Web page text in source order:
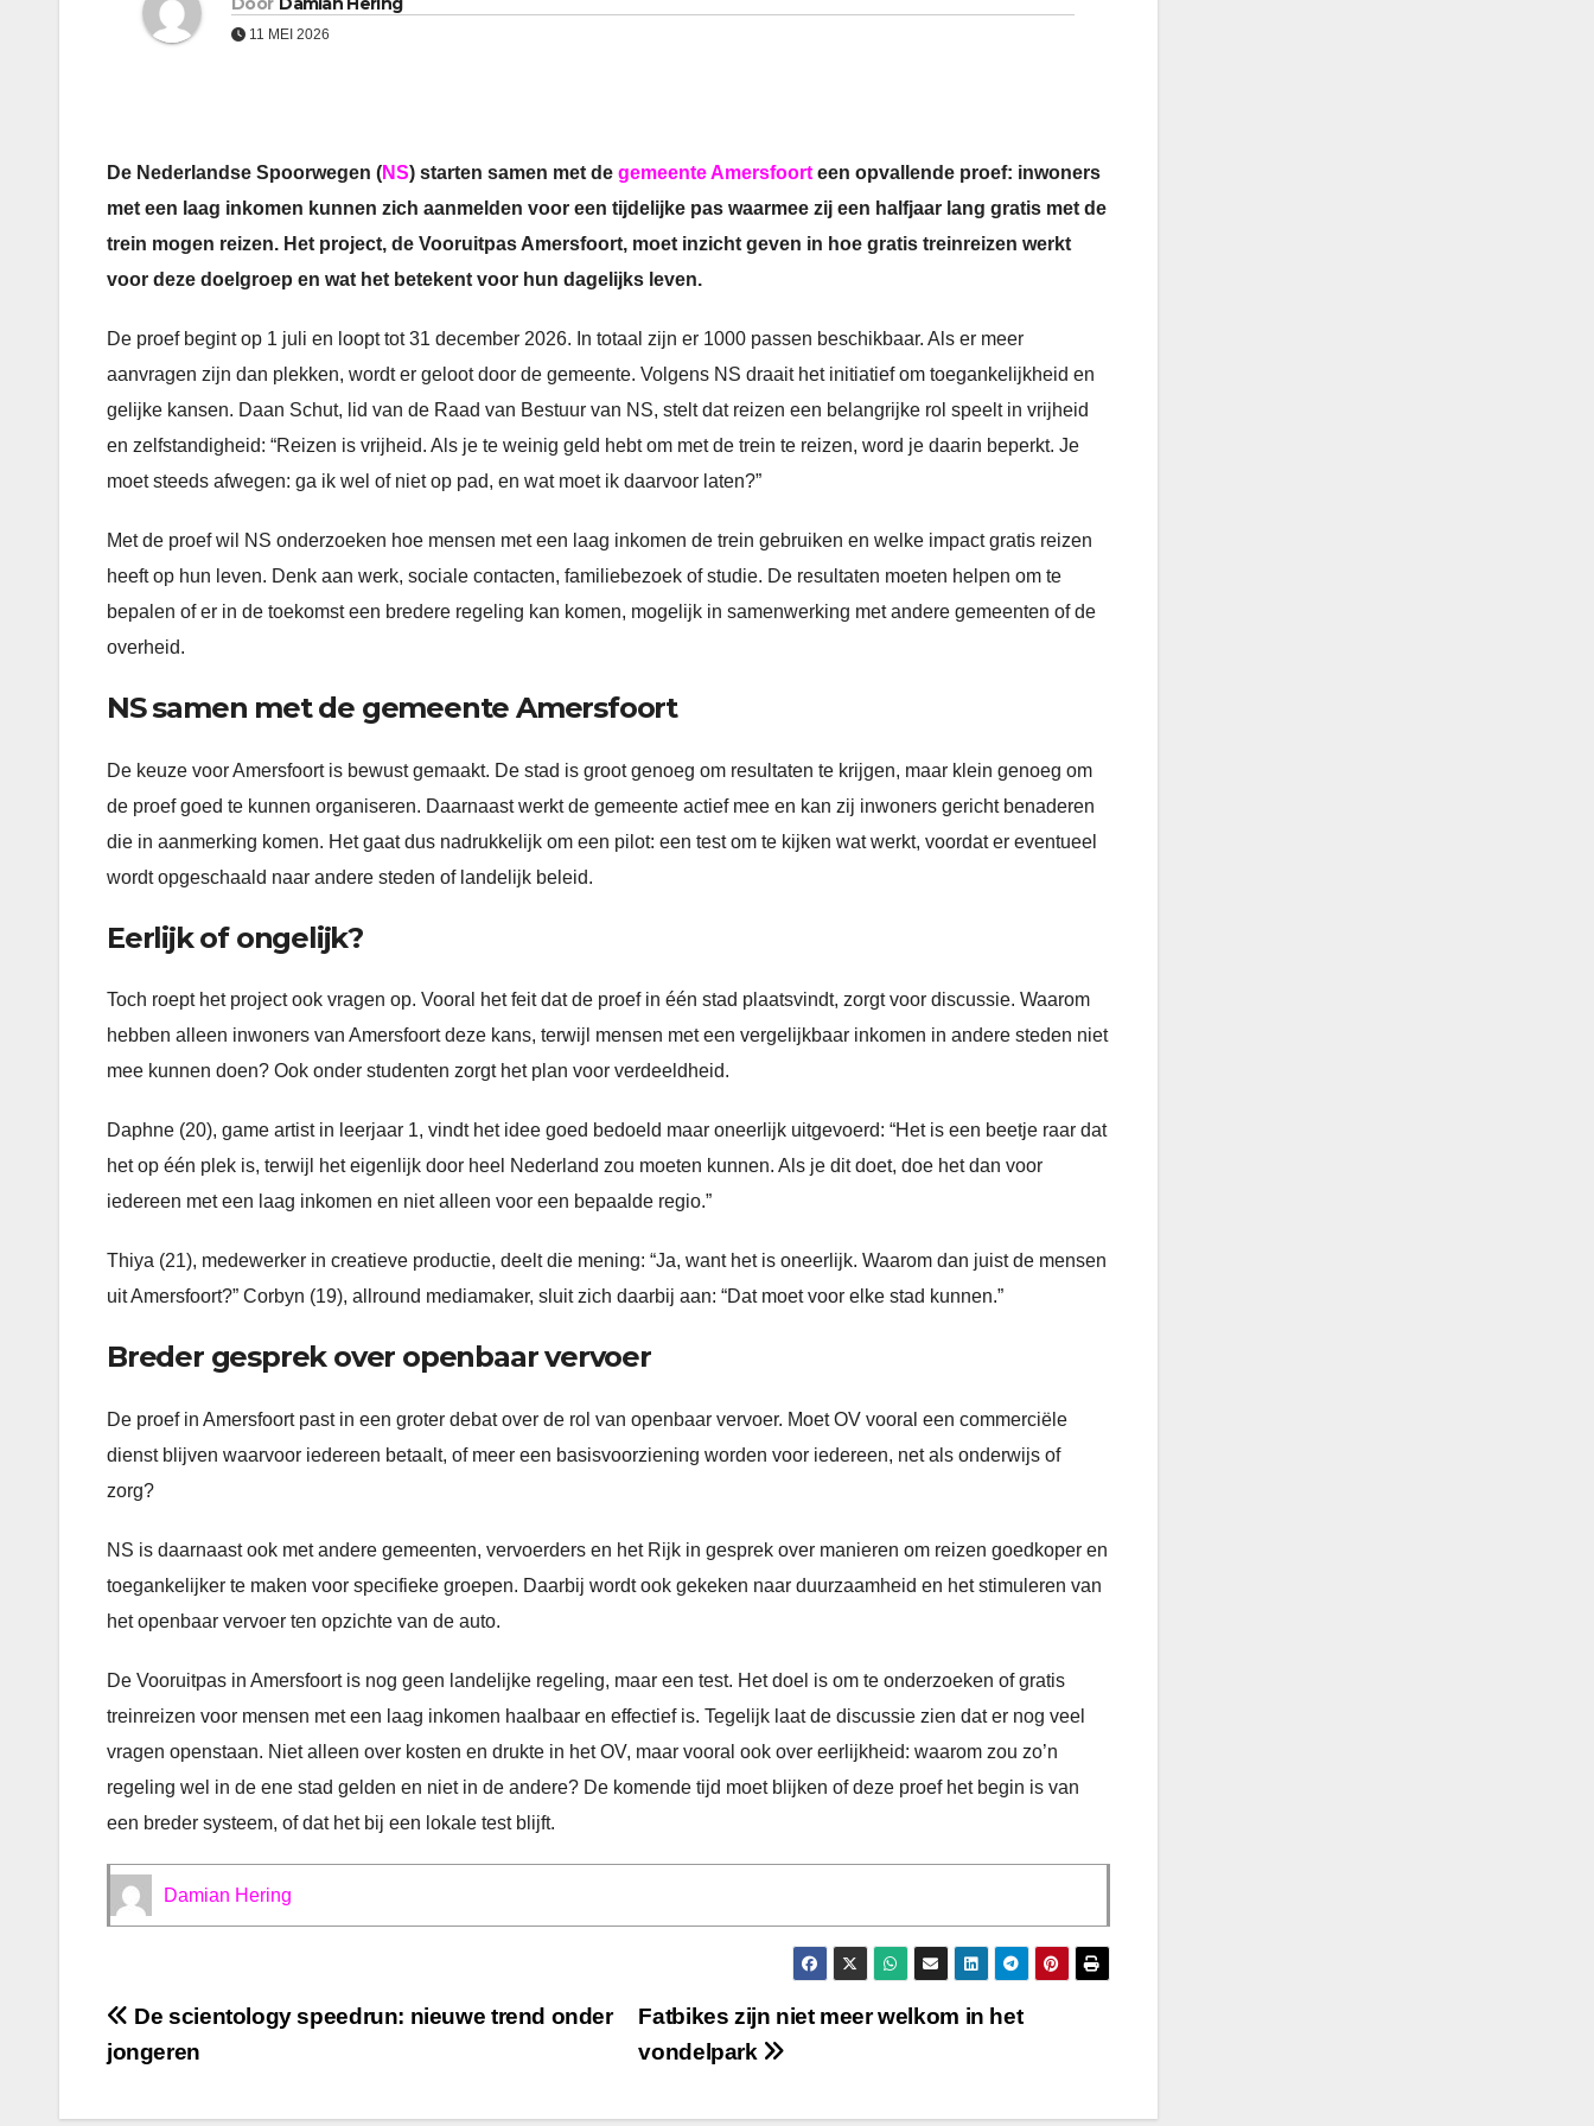
11 MEI 2026
De Nederlandse Spoorwegen (NS) starten samen met de gemeente Amersfoort een opvallende proef: inwoners
met een laag inkomen kunnen zich aanmelden voor een tijdelijke pas waarmee zij een halfjaar lang gratis met de
trein mogen reizen. Het project, de Vooruitpas Amersfoort, moet inzicht geven in hoe gratis treinreizen werkt
voor deze doelgroep en wat het betekent voor hun dagelijks leven.
De proef begint op 1 juli en loopt tot 31 december 2026. In totaal zijn er 1000 passen beschikbaar. Als er meer
aanvragen zijn dan plekken, wordt er geloot door de gemeente. Volgens NS draait het initiatief om toegankelijkheid en
gelijke kansen. Daan Schut, lid van de Raad van Bestuur van NS, stelt dat reizen een belangrijke rol speelt in vrijheid
en zelfstandigheid: “Reizen is vrijheid. Als je te weinig geld hebt om met de trein te reizen, word je daarin beperkt. Je
moet steeds afwegen: ga ik wel of niet op pad, en wat moet ik daarvoor laten?”
Met de proef wil NS onderzoeken hoe mensen met een laag inkomen de trein gebruiken en welke impact gratis reizen
heeft op hun leven. Denk aan werk, sociale contacten, familiebezoek of studie. De resultaten moeten helpen om te
bepalen of er in de toekomst een bredere regeling kan komen, mogelijk in samenwerking met andere gemeenten of de
overheid.
NS samen met de gemeente Amersfoort
De keuze voor Amersfoort is bewust gemaakt. De stad is groot genoeg om resultaten te krijgen, maar klein genoeg om
de proef goed te kunnen organiseren. Daarnaast werkt de gemeente actief mee en kan zij inwoners gericht benaderen
die in aanmerking komen. Het gaat dus nadrukkelijk om een pilot: een test om te kijken wat werkt, voordat er eventueel
wordt opgeschaald naar andere steden of landelijk beleid.
Eerlijk of ongelijk?
Toch roept het project ook vragen op. Vooral het feit dat de proef in één stad plaatsvindt, zorgt voor discussie. Waarom
hebben alleen inwoners van Amersfoort deze kans, terwijl mensen met een vergelijkbaar inkomen in andere steden niet
mee kunnen doen? Ook onder studenten zorgt het plan voor verdeeldheid.
Daphne (20), game artist in leerjaar 1, vindt het idee goed bedoeld maar oneerlijk uitgevoerd: “Het is een beetje raar dat
het op één plek is, terwijl het eigenlijk door heel Nederland zou moeten kunnen. Als je dit doet, doe het dan voor
iedereen met een laag inkomen en niet alleen voor een bepaalde regio.”
Thiya (21), medewerker in creatieve productie, deelt die mening: “Ja, want het is oneerlijk. Waarom dan juist de mensen
uit Amersfoort?” Corbyn (19), allround mediamaker, sluit zich daarbij aan: “Dat moet voor elke stad kunnen.”
Breder gesprek over openbaar vervoer
De proef in Amersfoort past in een groter debat over de rol van openbaar vervoer. Moet OV vooral een commerciële
dienst blijven waarvoor iedereen betaalt, of meer een basisvoorziening worden voor iedereen, net als onderwijs of
zorg?
NS is daarnaast ook met andere gemeenten, vervoerders en het Rijk in gesprek over manieren om reizen goedkoper en
toegankelijker te maken voor specifieke groepen. Daarbij wordt ook gekeken naar duurzaamheid en het stimuleren van
het openbaar vervoer ten opzichte van de auto.
De Vooruitpas in Amersfoort is nog geen landelijke regeling, maar een test. Het doel is om te onderzoeken of gratis
treinreizen voor mensen met een laag inkomen haalbaar en effectief is. Tegelijk laat de discussie zien dat er nog veel
vragen openstaan. Niet alleen over kosten en drukte in het OV, maar vooral ook over eerlijkheid: waarom zou zo’n
regeling wel in de ene stad gelden en niet in de andere? De komende tijd moet blijken of deze proef het begin is van
een breder systeem, of dat het bij een lokale test blijft.
Damian Hering
Bericht
navigatie
Fatbikes zijn niet meer welkom in het
vondelpark
De scientology speedrun: nieuwe trend onder
jongeren